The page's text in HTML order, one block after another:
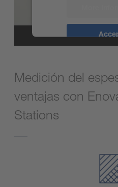
Medición del
ventajas con
Stations